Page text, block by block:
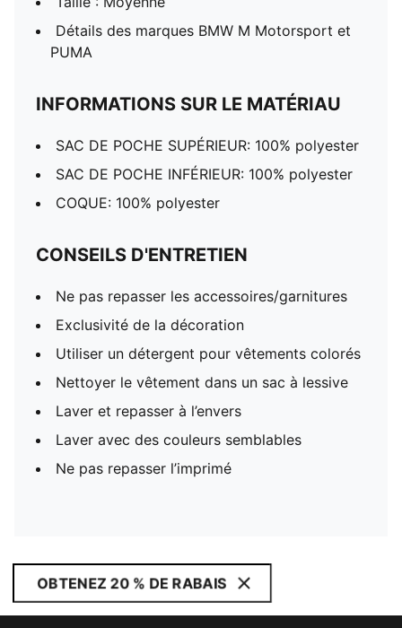
Détails des marques BMW M Motorsport et
PUMA
INFORMATIONS SUR LE MATÉRIAU
SAC DE POCHE SUPÉRIEUR: 100% polyester
SAC DE POCHE INFÉRIEUR: 100% polyester
COQUE: 100% polyester
CONSEILS D'ENTRETIEN
Ne pas repasser les accessoires/garnitures
Exclusivité de la décoration
Utiliser un détergent pour vêtements colorés
Nettoyer le vêtement dans un sac à lessive
Laver et repasser à l’envers
Laver avec des couleurs semblables
Ne pas repasser l’imprimé
OBTENEZ 20 % DE RABAIS